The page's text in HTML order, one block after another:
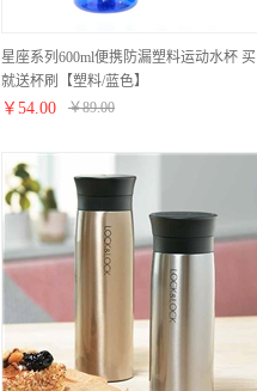
星座系列600ml便携防漏塑料运动水杯 买
就送杯刷【塑料/蓝色】
￥ 54.00 ￥89.00